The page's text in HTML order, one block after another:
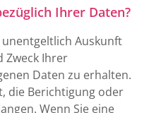
Ihrer Daten?
unentgeltlich Auskunft
Zweck Ihrer
Daten zu erhalten.
die Berichtigung oder
Wenn Sie eine